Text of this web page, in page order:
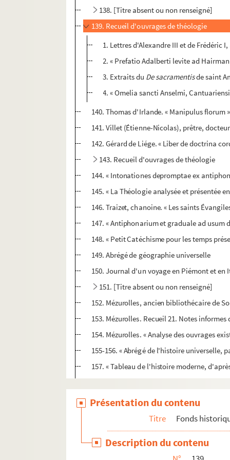
138. [Titre absent ou non renseigné]
139. Recueil d'ouvrages de théologie
1. Lettres d'Alexandre III et de Frédéric
2. « Prefatio Adalberti levite ad
3. Extraits du De sacramentisde saint
4. « Omelia sancti Anselmi,
140. Thomas d'Irlande. « Manipulus florum »
141. Villet (Étienne-Nicolas), prêtre,
142. Gérard de Liége. « Liber de doctrina
143. Recueil d'ouvrages de théologie
144. « Intonationes depromptae ex
145. « La Théologie analysée et présentée
146. Traizet, chanoine. « Les saints
147. « Antiphonarium et graduale ad usum
148. « Petit Catéchisme pour les temps
149. Abrégé de géographie universelle
150. Journal d'un voyage en Piémont et
151. [Titre absent ou non renseigné]
152. Mézurolles, ancien bibliothécaire de
153. Mézurolles. Recueil 21. Notes
154. Mézurolles. « Analyse des ouvrages
155-156. « Abrégé de l'histoire universelle,
157. « Tableau de l'histoire moderne,
159. « L'Histoire du pontificat de Léon X,
160. « Les Vies des hommes illustres, par
161. « Mémoire manuscrit contenant ce
162. [Titre absent ou non renseigné]
Présentation du contenu
Titre Fonds
Description du contenu